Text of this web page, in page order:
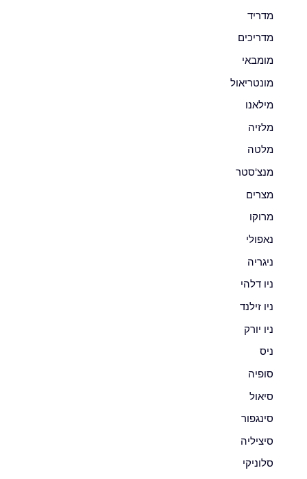
מדריד
מדריכים
מומבאי
מונטריאול
מילאנו
מלזיה
מלטה
מנצ'סטר
מצרים
מרוקו
נאפולי
ניגריה
ניו דלהי
ניו זילנד
ניו יורק
ניס
סופיה
סיאול
סינגפור
סיציליה
סלוניקי